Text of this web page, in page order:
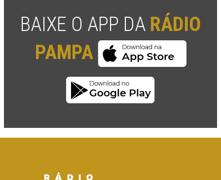
BAIXE O APP DA RÁDIO
PAMPA